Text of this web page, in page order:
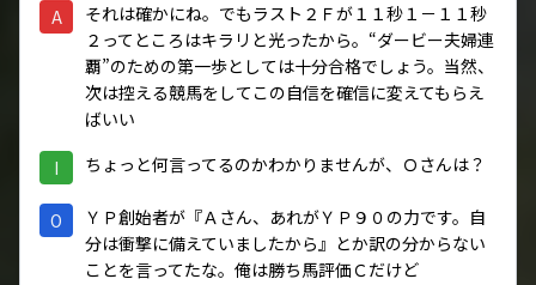
A
それは確かにね。でもラスト２Ｆが１１秒１－１１秒
２ってところはキラリと光ったから。“ダービー夫婦連
覇”のための第一歩としては十分合格でしょう。当然、
次は控える競馬をしてこの自信を確信に変えてもらえ
ばいい
I ちょっと何言ってるのかわかりませんが、Ｏさんは？
O
ＹＰ創始者が『Ａさん、あれがＹＰ９０の力です。自
分は衝撃に備えていましたから』とか訳の分からない
ことを言ってたな。俺は勝ち馬評価Ｃだけど